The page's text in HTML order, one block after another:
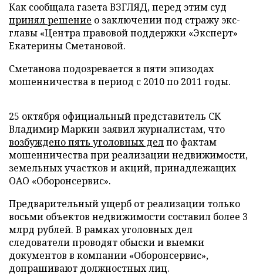
Как сообщала газета ВЗГЛЯД, перед этим суд
принял решение о заключении под стражу экс-
главы «Центра правовой поддержки «Эксперт»
Екатерины Сметановой.
Сметанова подозревается в пяти эпизодах
мошенничества в период с 2010 по 2011 годы.
25 октября официальный представитель СК
Владимир Маркин заявил журналистам, что
возбуждено пять уголовных делпо фактам
мошенничества при реализации недвижимости,
земельных участков и акций, принадлежащих
ОАО «Оборонсервис».
Предварительный ущерб от реализации только
восьми объектов недвижимости составил более 3
млрд рублей. В рамках уголовных дел
следователи проводят обыски и выемки
документов в компании «Оборонсервис»,
допрашивают должностных лиц.